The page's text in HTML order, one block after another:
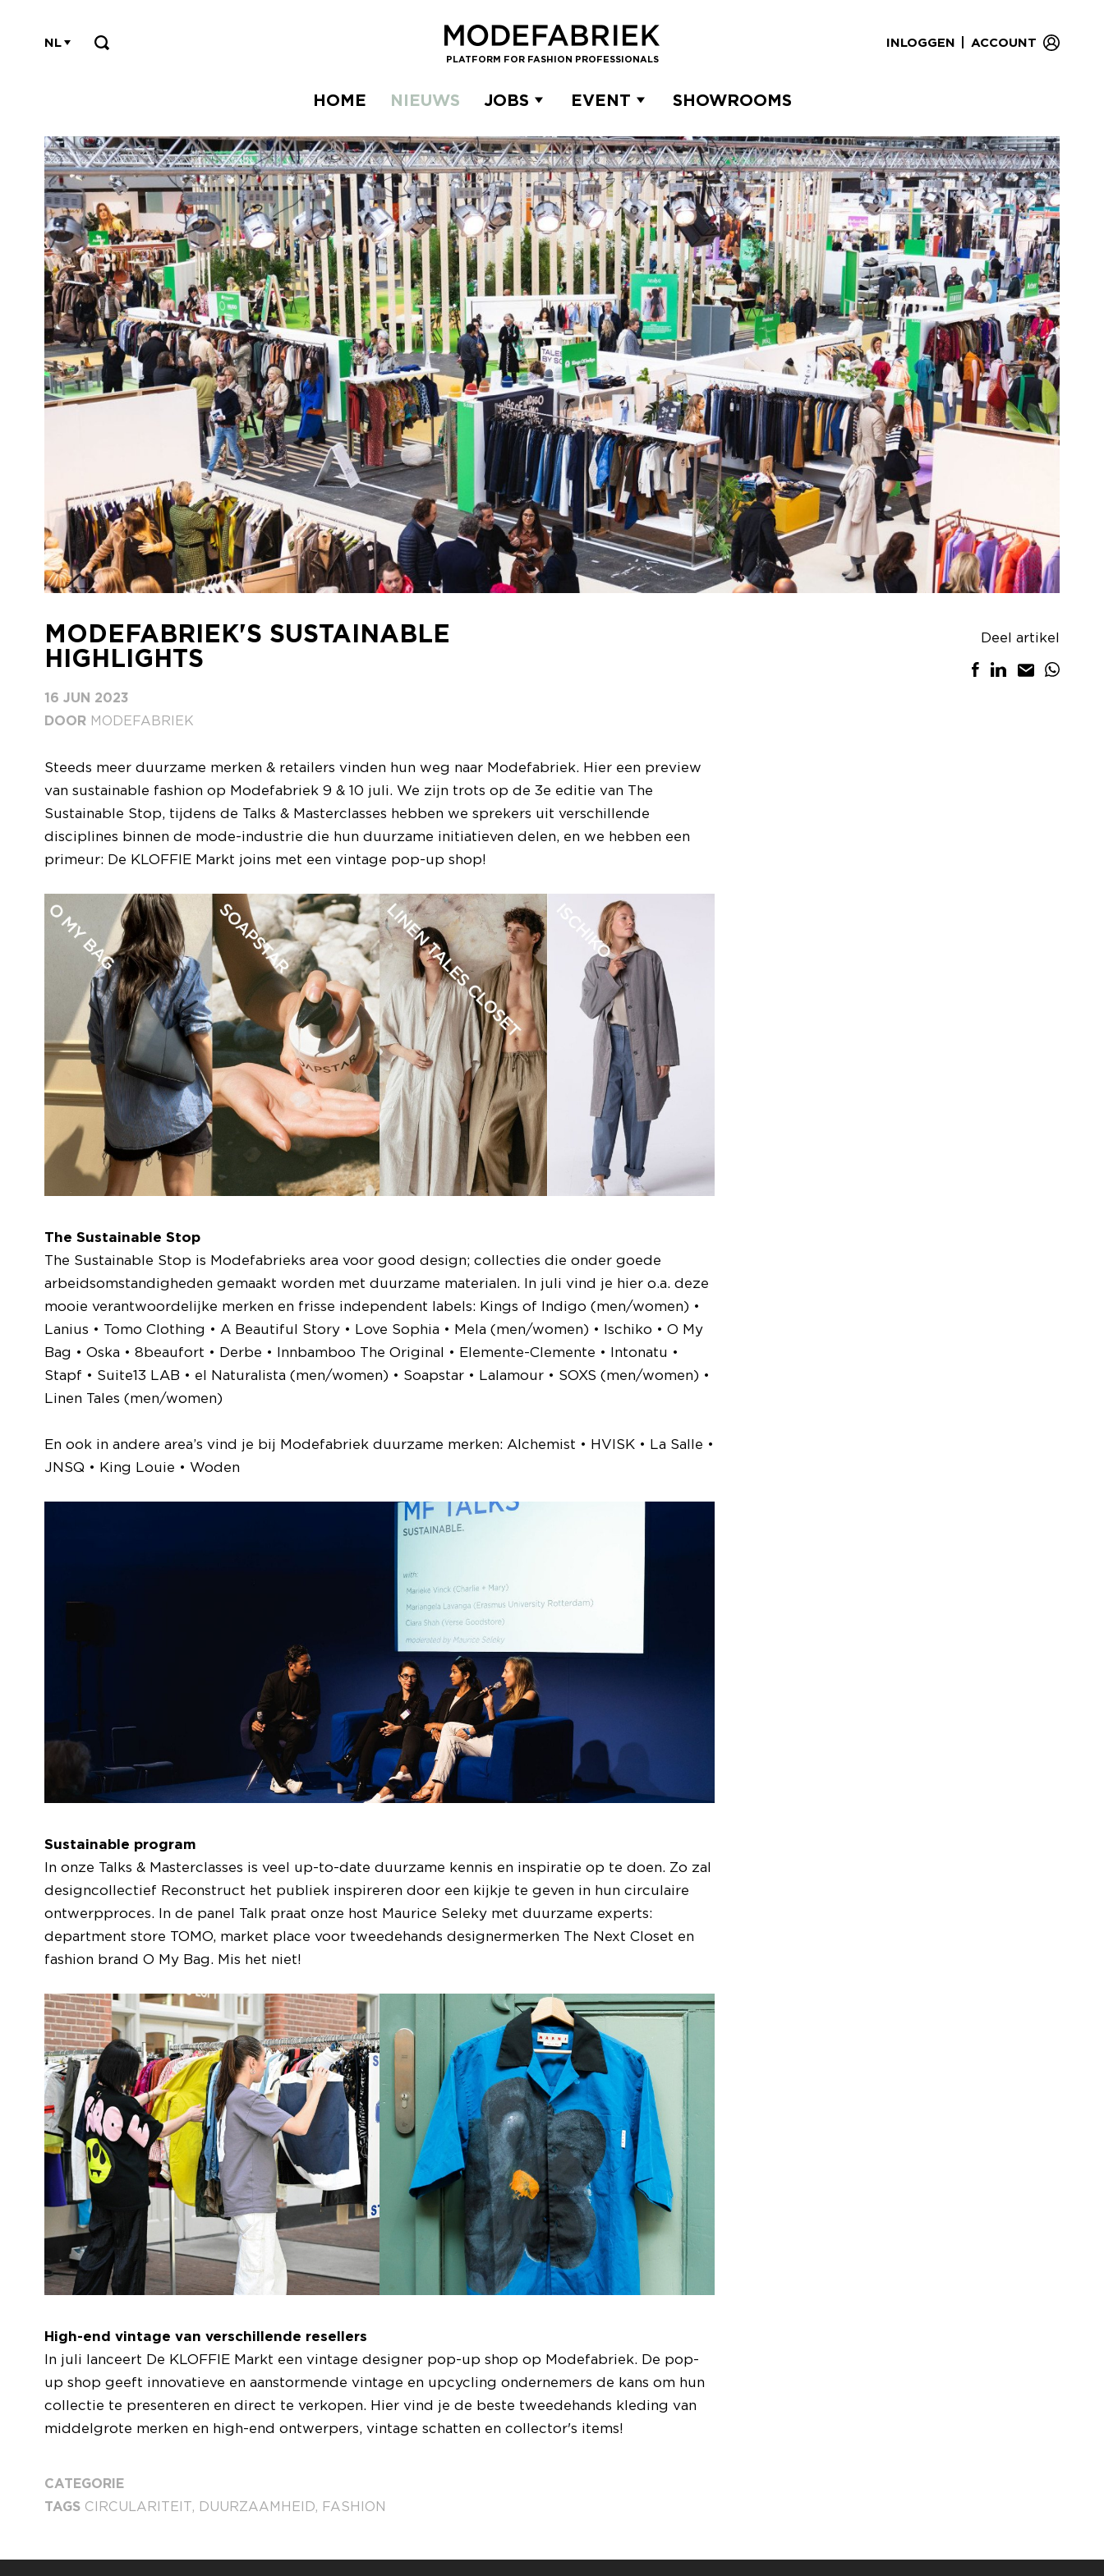
PLATFORM FOR FASHION PROFESSIONALS
INLOGGEN ACCOUNT
NL
HOME NIEUWS JOBS EVENT SHOWROOMS
MODEFABRIEK'S SUSTAINABLE
HIGHLIGHTS
16 JUN 2023
DOOR MODEFABRIEK
Steeds meer duurzame merken & retailers vinden hun weg naar Modefabriek. Hier een preview
van sustainable fashion op Modefabriek 9 & 10 juli. We zijn trots op de 3e editie van The
Sustainable Stop, tijdens de Talks & Masterclasses hebben we sprekers uit verschillende
disciplines binnen de mode-industrie die hun duurzame initiatieven delen, en we hebben een
primeur: De KLOFFIE Markt joins met een vintage pop-up shop!
The Sustainable Stop
The Sustainable Stop is Modefabrieks area voor good design; collecties die onder goede
arbeidsomstandigheden gemaakt worden met duurzame materialen. In juli vind je hier o.a. deze
mooie verantwoordelijke merken en frisse independent labels: Kings of Indigo (men/women) •
Lanius • Tomo Clothing • A Beautiful Story • Love Sophia • Mela (men/women) • Ischiko • O My
Bag • Oska • 8beaufort • Derbe • Innbamboo The Original • Elemente-Clemente • Intonatu •
Stapf • Suite13 LAB • el Naturalista (men/women) • Soapstar • Lalamour • SOXS (men/women) •
Linen Tales (men/women)
En ook in andere area’s vind je bij Modefabriek duurzame merken: Alchemist • HVISK • La Salle •
JNSQ • King Louie • Woden
Sustainable program
In onze Talks & Masterclasses is veel up-to-date duurzame kennis en inspiratie op te doen. Zo zal
designcollectief Reconstruct het publiek inspireren door een kijkje te geven in hun circulaire
ontwerpproces. In de panel Talk praat onze host Maurice Seleky met duurzame experts:
department store TOMO, market place voor tweedehands designermerken The Next Closet en
fashion brand O My Bag. Mis het niet!
High-end vintage van verschillende resellers
In juli lanceert De KLOFFIE Markt een vintage designer pop-up shop op Modefabriek. De pop-
up shop geeft innovatieve en aanstormende vintage en upcycling ondernemers de kans om hun
collectie te presenteren en direct te verkopen. Hier vind je de beste tweedehands kleding van
middelgrote merken en high-end ontwerpers, vintage schatten en collector's items!
CATEGORIE
TAGS CIRCULARITEIT, DUURZAAMHEID, FASHION
Deel artikel